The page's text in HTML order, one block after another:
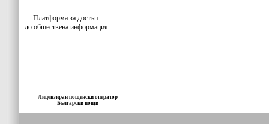
Платформа за достъп
до обществена информация
Лицензиран пощенски оператор
Български пощи